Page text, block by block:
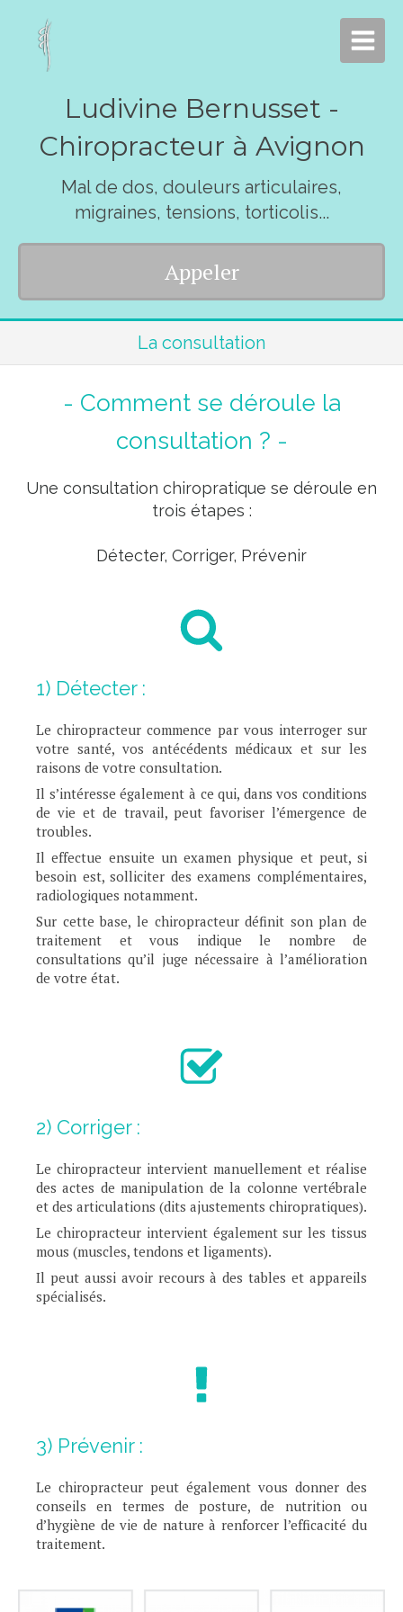
Ludivine Bernusset -
Chiropracteur à Avignon
Mal de dos, douleurs articulaires,
migraines, tensions, torticolis...
Appeler
La consultation
- Comment se déroule la
consultation ? -
Une consultation chiropratique se déroule en
trois étapes :
Détecter, Corriger, Prévenir
1) Détecter :
Le chiropracteur commence par vous interroger sur
votre santé, vos antécédents médicaux et sur les
raisons de votre consultation.
Il s’intéresse également à ce qui, dans vos conditions
de vie et de travail, peut favoriser l’émergence de
troubles.
Il effectue ensuite un examen physique et peut, si
besoin est, solliciter des examens complémentaires,
radiologiques notamment.
Sur cette base, le chiropracteur définit son plan de
traitement et vous indique le nombre de
consultations qu’il juge nécessaire à l’amélioration
de votre état.
2) Corriger :
Le chiropracteur intervient manuellement et réalise
des actes de manipulation de la colonne vertébrale
et des articulations (dits ajustements chiropratiques).
Le chiropracteur intervient également sur les tissus
mous (muscles, tendons et ligaments).
Il peut aussi avoir recours à des tables et appareils
spécialisés.
3) Prévenir :
Le chiropracteur peut également vous donner des
conseils en termes de posture, de nutrition ou
d’hygiène de vie de nature à renforcer l’efficacité du
traitement.